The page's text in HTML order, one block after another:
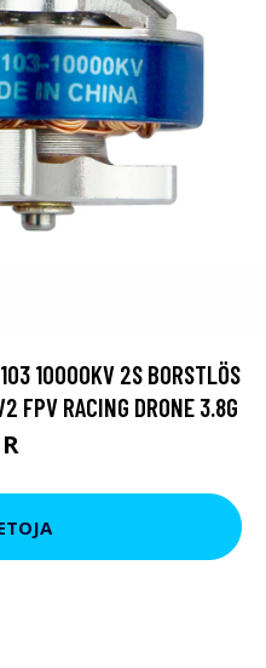
10000KV 2S BORSTLÖS
FPV RACING DRONE 3.8G